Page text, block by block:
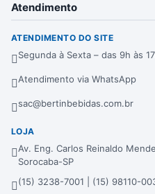
Atendimento
ATENDIMENTO DO SITE
Segunda à Sexta – das 9h às
Atendimento via WhatsApp
sac@bertinbebidas.com.br
LOJA
Av. Eng. Carlos Reinaldo
Sorocaba-SP
(15) 3238-7001 | (15) 98110-